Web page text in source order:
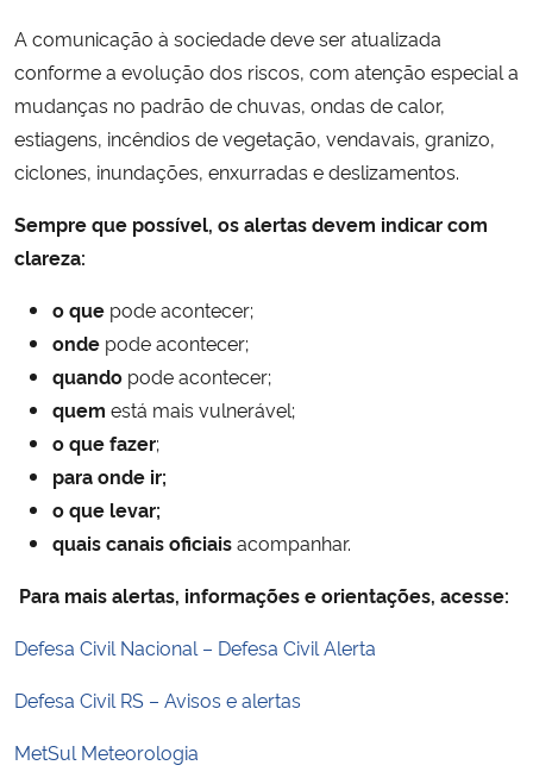
A comunicação à sociedade deve ser atualizada
conforme a evolução dos riscos, com atenção especial a
mudanças no padrão de chuvas, ondas de calor,
estiagens, incêndios de vegetação, vendavais, granizo,
ciclones, inundações, enxurradas e deslizamentos.
Sempre que possível, os alertas devem indicar com
clareza:
o que pode acontecer;
onde pode acontecer;
quando pode acontecer;
quem está mais vulnerável;
o que fazer;
para onde ir;
o que levar;
quais canais oficiaisacompanhar.
Para mais alertas, informações e orientações, acesse:
Defesa Civil Nacional – Defesa Civil Alerta
Defesa Civil RS – Avisos e alertas
MetSul Meteorologia